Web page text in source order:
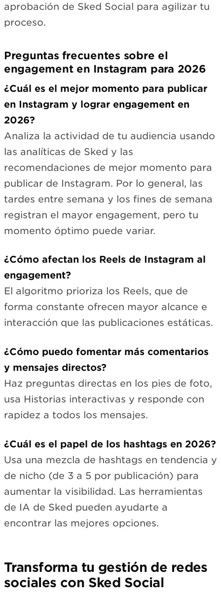
aprobación de Sked Social para agilizar tu
proceso.
Preguntas frecuentes sobre el
engagement en Instagram para 2026
¿Cuál es el mejor momento para publicar
en Instagram y lograr engagement en
2026?
Analiza la actividad de tu audiencia usando
las analíticas de Sked y las
recomendaciones de mejor momento para
publicar de Instagram. Por lo general, las
tardes entre semana y los fines de semana
registran el mayor engagement, pero tu
momento óptimo puede variar.
¿Cómo afectan los Reels de Instagram al
engagement?
El algoritmo prioriza los Reels, que de
forma constante ofrecen mayor alcance e
interacción que las publicaciones estáticas.
¿Cómo puedo fomentar más comentarios
y mensajes directos?
Haz preguntas directas en los pies de foto,
usa Historias interactivas y responde con
rapidez a todos los mensajes.
¿Cuál es el papel de los hashtags en 2026?
Usa una mezcla de hashtags en tendencia y
de nicho (de 3 a 5 por publicación) para
aumentar la visibilidad. Las herramientas
de IA de Sked pueden ayudarte a
encontrar las mejores opciones.
Transforma tu gestión de redes
sociales con Sked Social